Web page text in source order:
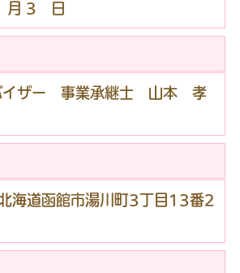
3 日
イザー 事業承継士 山本 孝
道函館市湯川町3丁目13番2